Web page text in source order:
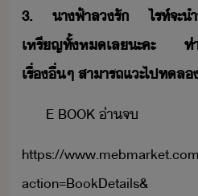
3.​ ​าฟ้า​ล​รั​ ​ไรท์​จะ​
เหรีญ​ทั้ห​เล​ะคะ​ ​ท่า
เรื่​ื่ๆ​ ​สาารถ​แะ​ไป​ทล
E​ ​BOOK​ ​่า​จ
https://
action=BookDetails​&​